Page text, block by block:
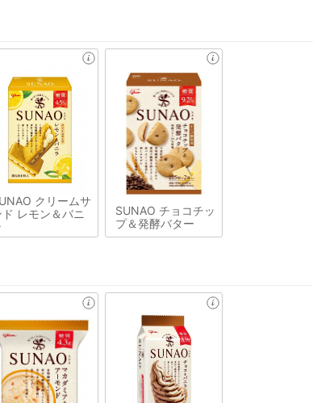
クリームサ
ド レモン＆バニ
SUNAO チョコチッ
プ＆発酵バター